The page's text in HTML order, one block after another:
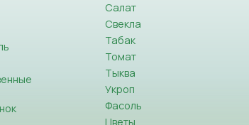
Салат
Свекла
Табак
Томат
Тыква
Укроп
Фасоль
Цветы